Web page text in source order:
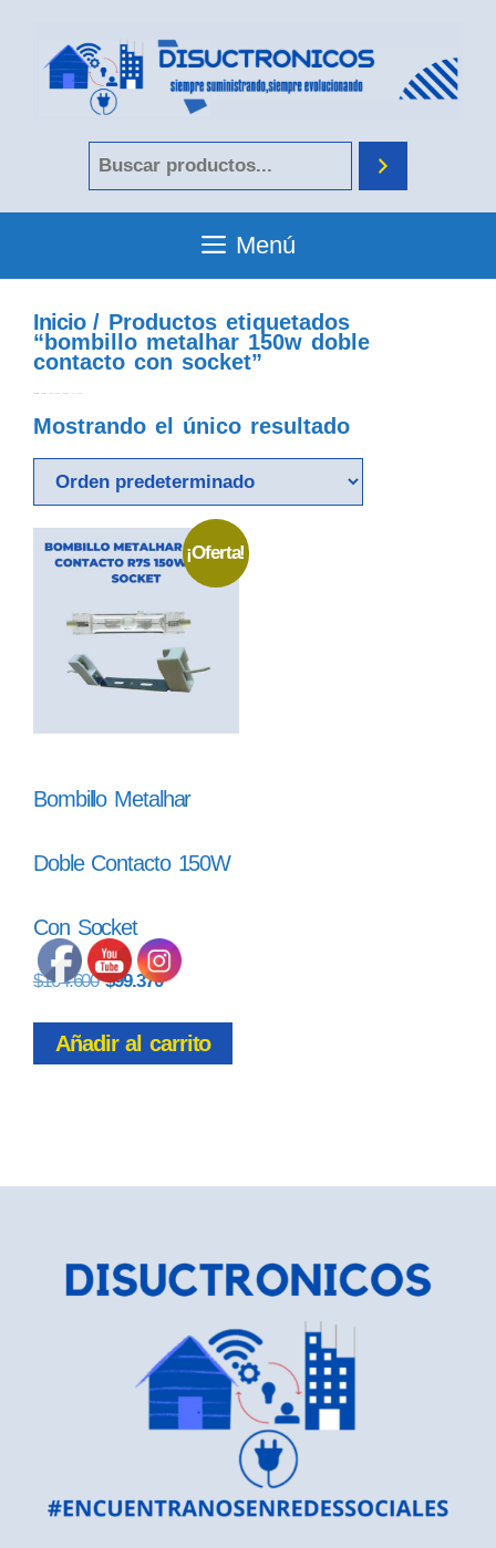
Menú
Inicio/ Productos etiquetados
“bombillo metalhar 150w doble
contacto con socket”
Mostrando el único resultado
¡Oferta!
Bombillo Metalhar
Doble Contacto 150W
Con Socket
$104.600 $99.370
Añadir al carrito